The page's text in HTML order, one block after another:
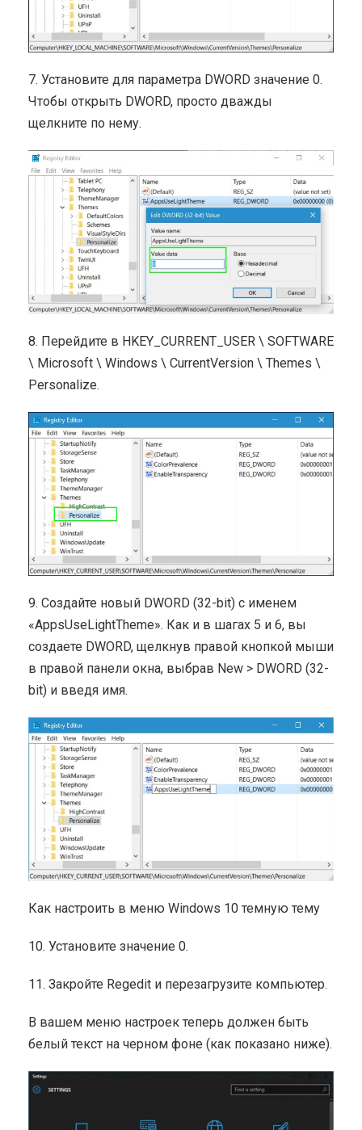
7. Установите для параметра DWORD значение 0.
Чтобы открыть DWORD, просто дважды
щелкните по нему.
8. Перейдите в HKEY_CURRENT_USER \ SOFTWARE
\ Microsoft \ Windows \ CurrentVersion \ Themes \
Personalize.
9. Создайте новый DWORD (32-bit) с именем
«AppsUseLightTheme». Как и в шагах 5 и 6, вы
создаете DWORD, щелкнув правой кнопкой мыши
в правой панели окна, выбрав New > DWORD (32-
bit) и введя имя.
Как настроить в меню Windows 10 темную тему
10. Установите значение 0.
11. Закройте Regedit и перезагрузите компьютер.
В вашем меню настроек теперь должен быть
белый текст на черном фоне (как показано ниже).